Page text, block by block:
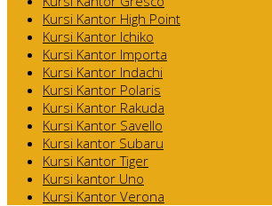
Kursi Kantor High Point
Kursi Kantor Ichiko
Kursi Kantor Importa
Kursi Kantor Indachi
Kursi Kantor Polaris
Kursi Kantor Rakuda
Kursi Kantor Savello
Kursi kantor Subaru
Kursi Kantor Tiger
Kursi kantor Uno
Kursi Kantor Verona